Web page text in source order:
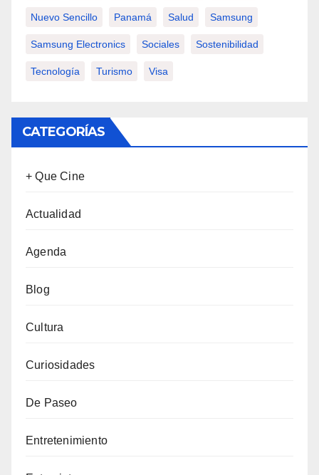
Nuevo Sencillo Panamá Salud Samsung
Samsung Electronics Sociales Sostenibilidad
Tecnología Turismo Visa
CATEGORÍAS
+ Que Cine
Actualidad
Agenda
Blog
Cultura
Curiosidades
De Paseo
Entretenimiento